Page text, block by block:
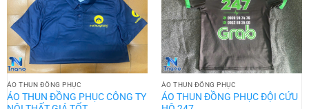
ÁO THUN ĐỒNG PHỤC
ÁO THUN ĐỒNG PHỤC CÔNG TY
ÁO THUN ĐỒNG PHỤC
ÁO THUN ĐỒNG PHỤC ĐỘI CỨU